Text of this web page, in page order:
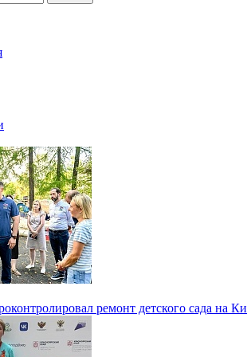
ремонт детского сада на